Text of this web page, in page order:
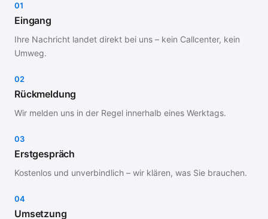
01
Eingang
Ihre Nachricht landet direkt bei uns – kein Callcenter, kein
Umweg.
02
Rückmeldung
Wir melden uns in der Regel innerhalb eines Werktags.
03
Erstgespräch
Kostenlos und unverbindlich – wir klären, was Sie brauchen.
04
Umsetzung